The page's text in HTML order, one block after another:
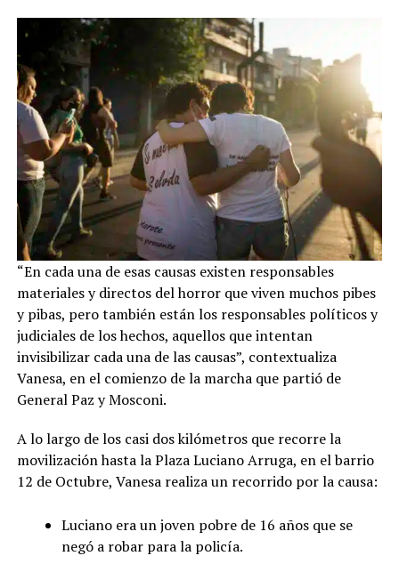
“En cada una de esas causas existen responsables
materiales y directos del horror que viven muchos pibes
y pibas, pero también están los responsables políticos y
judiciales de los hechos, aquellos que intentan
invisibilizar cada una de las causas”, contextualiza
Vanesa, en el comienzo de la marcha que partió de
General Paz y Mosconi.
A lo largo de los casi dos kilómetros que recorre la
movilización hasta la Plaza Luciano Arruga, en el barrio
12 de Octubre, Vanesa realiza un recorrido por la causa:
Luciano era un joven pobre de 16 años que se
negó a robar para la policía.